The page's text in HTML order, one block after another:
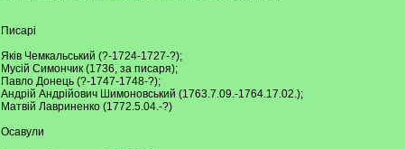
Писарі
Яків Чемкальський (?-1724-1727-?);
Мусій Симончик (1736, за писаря);
Павло Донець (?-1747-1748-?);
Андрій Андрійович Шимоновський (1763.7.09.-1764.17.02.);
Матвій Лавриненко (1772.5.04.-?)
Осавули